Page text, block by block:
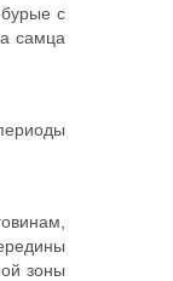
с
самца
зоны